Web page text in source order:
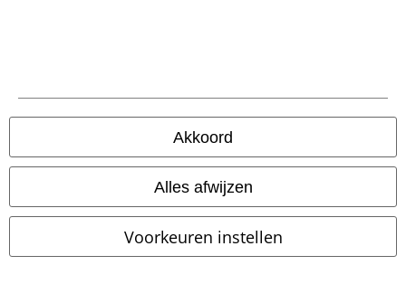
Akkoord
Alles afwijzen
Voorkeuren instellen
Verzending
PostNL Pickup